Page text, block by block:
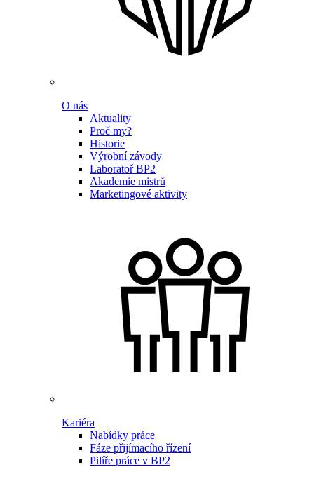
O nás
Aktuality
Proč my?
Historie
Výrobní závody
Laboratoř BP2
Akademie mistrů
Marketingové aktivity
Kariéra
Nabídky práce
Fáze přijímacího řízení
Pilíře práce v BP2